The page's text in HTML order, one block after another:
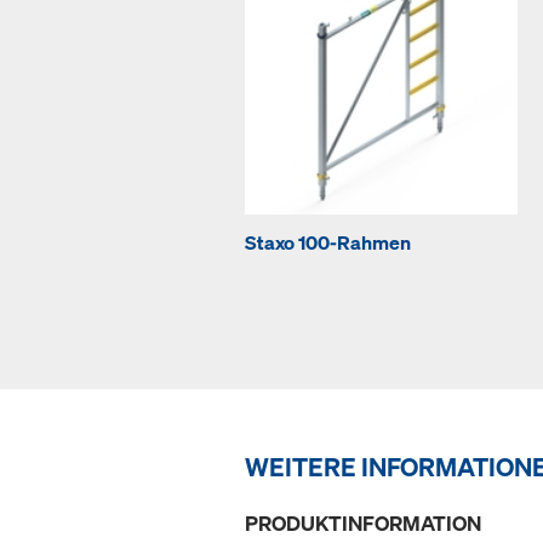
Staxo 100-Rahmen
WEITERE
PRODUKTINFORMATION